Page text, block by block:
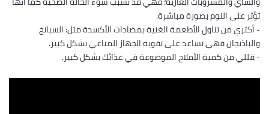
تؤثر على النوم بصورة مباشرة.
- أكثري من تناول الأطعمة الغنية بمضادات الأكسدة مثل: السبانخ
والباذنجان فهي تساعد على تقوية الجهاز المناعي بشكل كبير.
- قللي من كمية الأملاح الموضوعة في غذائك بشكل كبير.